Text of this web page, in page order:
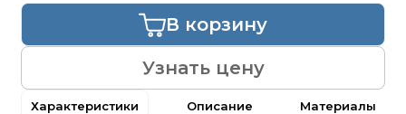
Характеристики Описание Материалы
Узнать цену
В корзину